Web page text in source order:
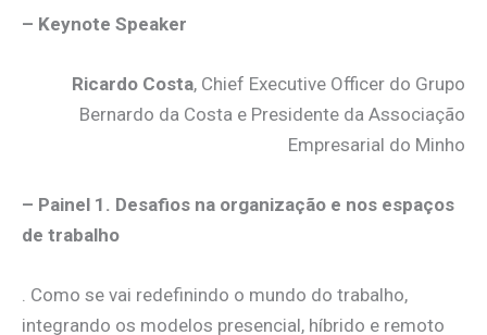
– Keynote Speaker
Ricardo Costa, Chief Executive Officer do Grupo
Bernardo da Costa e Presidente da Associação
Empresarial do Minho
– Painel 1. Desafios na organização e nos espaços
de trabalho
. Como se vai redefinindo o mundo do trabalho,
integrando os modelos presencial, híbrido e remoto